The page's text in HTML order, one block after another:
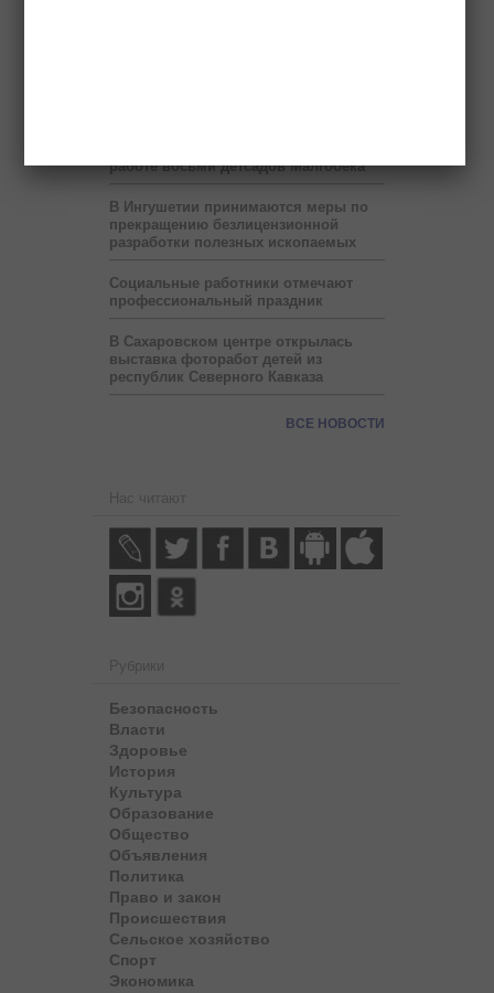
работе восьми детсадов Малгобека
В Ингушетии принимаются меры по
прекращению безлицензионной
разработки полезных ископаемых
Социальные работники отмечают
профессиональный праздник
В Сахаровском центре открылась
выставка фоторабот детей из
республик Северного Кавказа
ВСЕ НОВОСТИ
Нас читают
Рубрики
Безопасность
Власти
Здоровье
История
Культура
Образование
Общество
Объявления
Политика
Право и закон
Происшествия
Сельское хозяйство
Спорт
Экономика